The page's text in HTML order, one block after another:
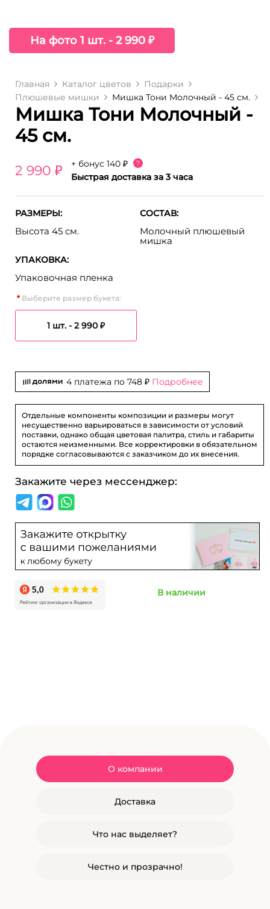
На фото 1 шт. - 2 990 ₽
Главная Каталог цветов
Подарки
Плюшевые мишки
Мишка Тони Молочный - 45 см.
Мишка Тони Молочный -
45 см.
2 990 ₽ + бонус 140 ₽ ?
Быстрая доставка за 3 часа
РАЗМЕРЫ:
Высота 45 см.
СОСТАВ:
Молочный плюшевый
мишка
УПАКОВКА:
Упаковочная пленка
Выберите размер букета:
1 шт. -2 990 ₽
4 платежа по 748 ₽ Подробнее
Отдельные компоненты композиции и размеры могут
несущественно варьироваться в зависимости от условий
поставки, однако общая цветовая палитра, стиль и габариты
остаются неизменными. Все корректировки в обязательном
порядке согласовываются с заказчиком до их внесения.
Закажите через мессенджер:
В наличии
О компании
Доставка
Что нас выделяет?
Честно и прозрачно!